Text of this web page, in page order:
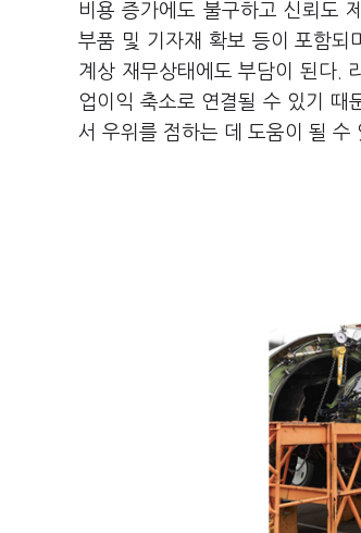
비용 증가에도 불구하고 신뢰도
부품 및 기자재 확보 등이 포함되
계상 재무상태에도 부담이 된다.
업이익 축소로 연결될 수 있기 때
서 우위를 점하는 데 도움이 될 수